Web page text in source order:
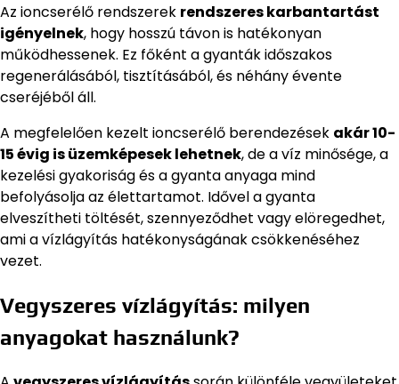
Az ioncserélő rendszerek rendszeres karbantartást
igényelnek, hogy hosszú távon is hatékonyan
működhessenek. Ez főként a gyanták időszakos
regenerálásából, tisztításából, és néhány évente
cseréjéből áll.
A megfelelően kezelt ioncserélő berendezések akár 10-
15 évig is üzemképesek lehetnek, de a víz minősége, a
kezelési gyakoriság és a gyanta anyaga mind
befolyásolja az élettartamot. Idővel a gyanta
elveszítheti töltését, szennyeződhet vagy elöregedhet,
ami a vízlágyítás hatékonyságának csökkenéséhez
vezet.
Vegyszeres vízlágyítás: milyen
anyagokat használunk?